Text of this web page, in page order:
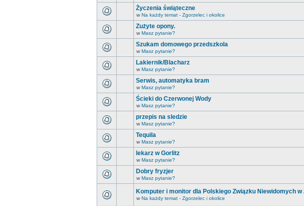
Życzenia świąteczne
w Na każdy temat - Zgorzelec i okolice
Zużyte opony.
w Masz pytanie?
Szukam domowego przedszkola
w Masz pytanie?
Lakiernik/Blacharz
w Masz pytanie?
Serwis, automatyka bram
w Masz pytanie?
Ścieki do Czerwonej Wody
w Masz pytanie?
przepis na sledzie
w Masz pytanie?
Tequila
w Masz pytanie?
lekarz w Gorlitz
w Masz pytanie?
Dobry fryzjer
w Masz pytanie?
Komputer i monitor dla Polskiego Związku Niewidomych w
w Na każdy temat - Zgorzelec i okolice